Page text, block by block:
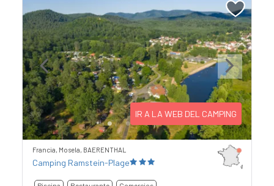
Previous Next
IR A LA WEB DEL CAMPING
Francia, Mosela, BAERENTHAL
Camping Ramstein-Plage